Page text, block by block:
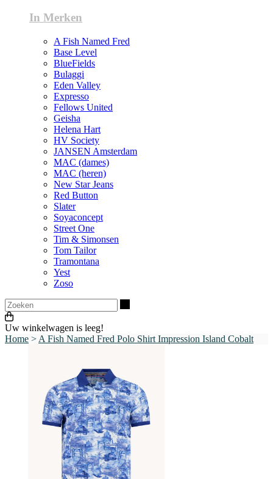
In Merken
A Fish Named Fred
Base Level
BlueFields
Bulaggi
Eden Valley
Expresso
Fellows United
Geisha
Helena Hart
HV Society
JANSEN Amsterdam
MAC (dames)
MAC (heren)
New Star Jeans
Red Button
Slater
Soyaconcept
Street One
Tim & Simonsen
Tom Tailor
Tramontana
Yest
Zoso
Uw winkelwagen is leeg!
Home > A Fish Named Fred Polo Shirt Impression Island Cobalt